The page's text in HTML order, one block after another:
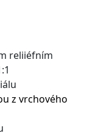
reliiéfním
z vrchového